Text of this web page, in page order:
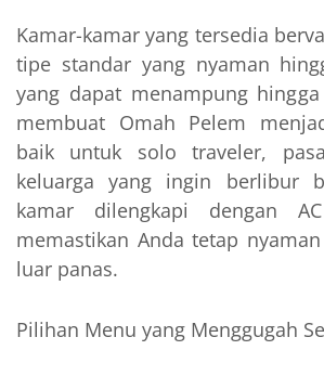
Kamar-kamar yang tersedia
tipe standar yang nyaman
yang dapat menampung
membuat Omah Pelem
baik untuk solo traveler,
keluarga yang ingin berlibur
kamar dilengkapi dengan
memastikan Anda tetap
luar panas.
Pilihan Menu yang Menggugah